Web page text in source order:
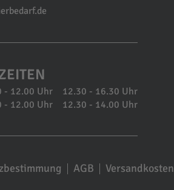
- 12.00 Uhr
12.30 - 16.30 Uhr
- 12.00 Uhr 12.30 - 14.00 Uhr
AGB Versandkosten